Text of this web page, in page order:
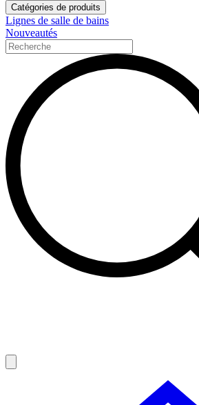
Catégories de produits
Lignes de salle de bains
Nouveautés